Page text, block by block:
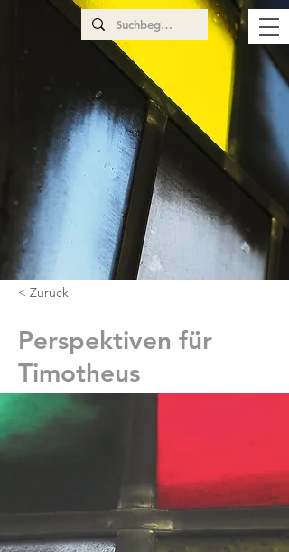
< Zurück
Perspektiven für
Timotheus